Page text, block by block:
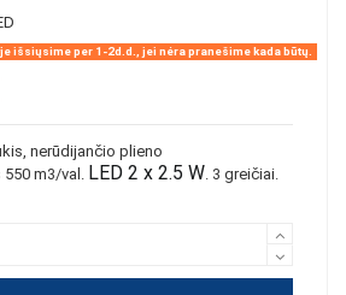
išsiųsime per 1-2d.d., jei nėra pranešime kada būtų.
nerūdijančio plieno
m3/val. LED 2 x 2.5 W . 3 greičiai.